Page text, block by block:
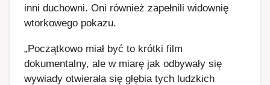
inni duchowni. Oni również zapełnili widownię
wtorkowego pokazu.
„Początkowo miał być to krótki film
dokumentalny, ale w miarę jak odbywały się
wywiady otwierała się głębia tych ludzkich